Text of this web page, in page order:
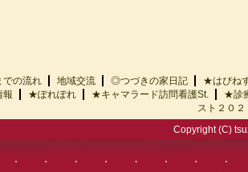
の流れ 地域交流 ◎つづきの家日記
★はぴ
報 ★ぽれぽれ ★キャマラード訪問看護St.
★診
スト２０２
Copyright (C)